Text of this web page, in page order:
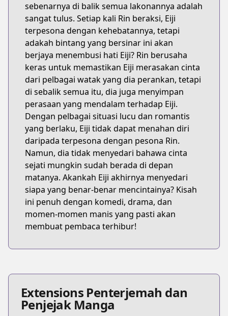
sebenarnya di balik semua lakonannya adalah
sangat tulus. Setiap kali Rin beraksi, Eiji
terpesona dengan kehebatannya, tetapi
adakah bintang yang bersinar ini akan
berjaya menembusi hati Eiji? Rin berusaha
keras untuk memastikan Eiji merasakan cinta
dari pelbagai watak yang dia perankan, tetapi
di sebalik semua itu, dia juga menyimpan
perasaan yang mendalam terhadap Eiji.
Dengan pelbagai situasi lucu dan romantis
yang berlaku, Eiji tidak dapat menahan diri
daripada terpesona dengan pesona Rin.
Namun, dia tidak menyedari bahawa cinta
sejati mungkin sudah berada di depan
matanya. Akankah Eiji akhirnya menyedari
siapa yang benar-benar mencintainya? Kisah
ini penuh dengan komedi, drama, dan
momen-momen manis yang pasti akan
membuat pembaca terhibur!
Extensions Penterjemah dan
Penjejak Manga